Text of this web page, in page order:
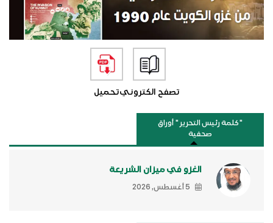
تصفح الكترونيتحميل
"كلمة رئيس التحرير " أوراق
صحفية
الغزو في ميزان الشريعة
5 أغسطس, 2026